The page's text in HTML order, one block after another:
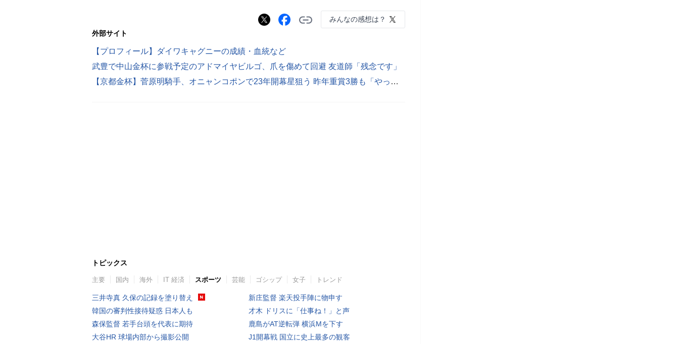
みんなの感想は？
外部サイト
【プロフィール】ダイワキャグニーの成績・血統など
武豊で中山金杯に参戦予定のアドマイヤビルゴ、爪を傷めて回避 友道師「残念です」
【京都金杯】菅原明騎手、オニャンコポンで23年開幕星狙う 昨年重賞3勝も「やっぱりG1を勝ちたい」
トピックス
主要 国内 海外 IT 経済 スポーツ 芸能 ゴシップ 女子 トレンド
三井寺真 久保の記録を塗り替え
韓国の審判性接待疑惑 日本人も
森保監督 若手台頭を代表に期待
大谷HR 球場内部から撮影公開
新庄監督 楽天投手陣に物申す
才木 ドリスに「仕事ね！」と声
鹿島がAT逆転弾 横浜Mを下す
J1開幕戦 国立に史上最多の観客